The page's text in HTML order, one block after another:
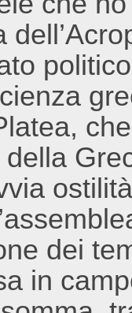
della
dei
in